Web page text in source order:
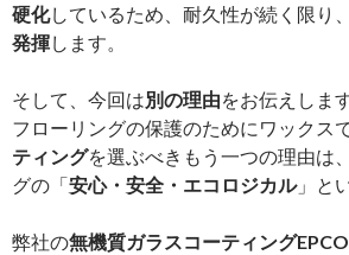
硬化しているため、耐久性が続く限り、
発揮します。
そして、今回は別の理由をお伝えします
フローリングの保護のためにワックス
ティングを選ぶべきもう一つの理由は
グの「安心・安全・エコロジカル」と
弊社の無機質ガラスコーティング